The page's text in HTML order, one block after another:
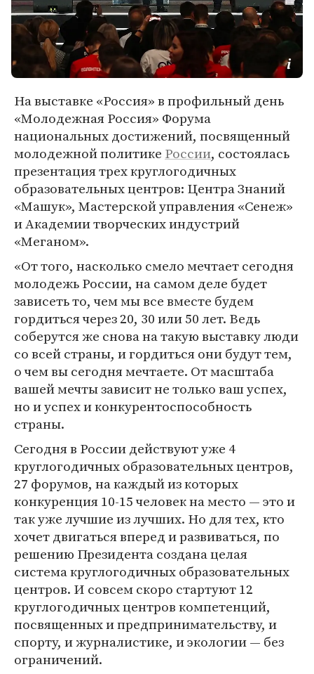
На выставке «Россия» в профильный день
«Молодежная Россия» Форума
национальных достижений, посвященный
молодежной политике России, состоялась
презентация трех круглогодичных
образовательных центров: Центра Знаний
«Машук», Мастерской управления «Сенеж»
и Академии творческих индустрий
«Меганом».
«От того, насколько смело мечтает сегодня
молодежь России, на самом деле будет
зависеть то, чем мы все вместе будем
гордиться через 20, 30 или 50 лет. Ведь
соберутся же снова на такую выставку люди
со всей страны, и гордиться они будут тем,
о чем вы сегодня мечтаете. От масштаба
вашей мечты зависит не только ваш успех,
но и успех и конкурентоспособность
страны.
Сегодня в России действуют уже 4
круглогодичных образовательных центров,
27 форумов, на каждый из которых
конкуренция 10-15 человек на место — это и
так уже лучшие из лучших. Но для тех, кто
хочет двигаться вперед и развиваться, по
решению Президента создана целая
система круглогодичных образовательных
центров. И совсем скоро стартуют 12
круглогодичных центров компетенций,
посвященных и предпринимательству, и
спорту, и журналистике, и экологии — без
ограничений.